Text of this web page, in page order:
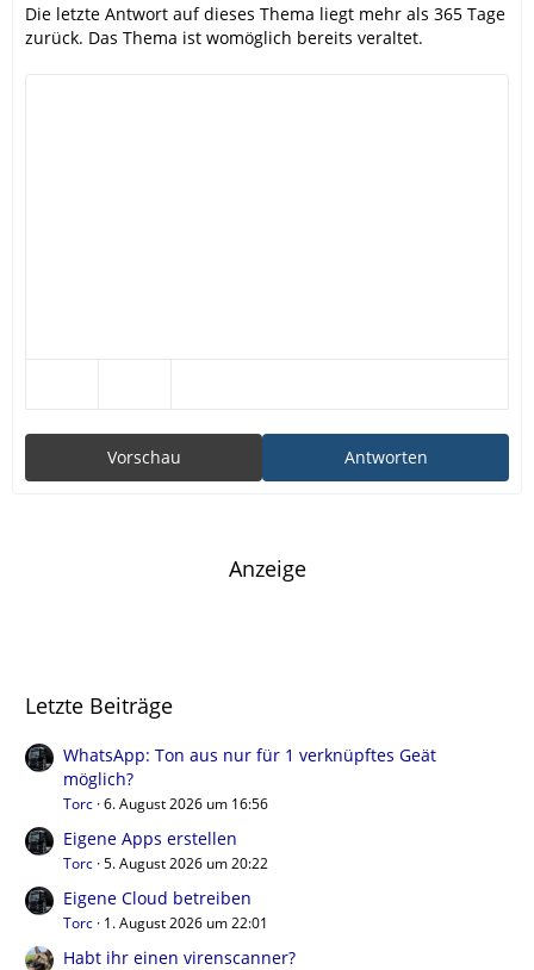
Die letzte Antwort auf dieses Thema liegt mehr als 365 Tage
zurück. Das Thema ist womöglich bereits veraltet.
Antworten
Vorschau
Anzeige
Letzte Beiträge
WhatsApp: Ton aus nur für 1 verknüpftes Geät
möglich?
Torc 6. August 2026 um 16:56
Eigene Apps erstellen
Torc 5. August 2026 um 20:22
Eigene Cloud betreiben
Torc 1. August 2026 um 22:01
Habt ihr einen virenscanner?